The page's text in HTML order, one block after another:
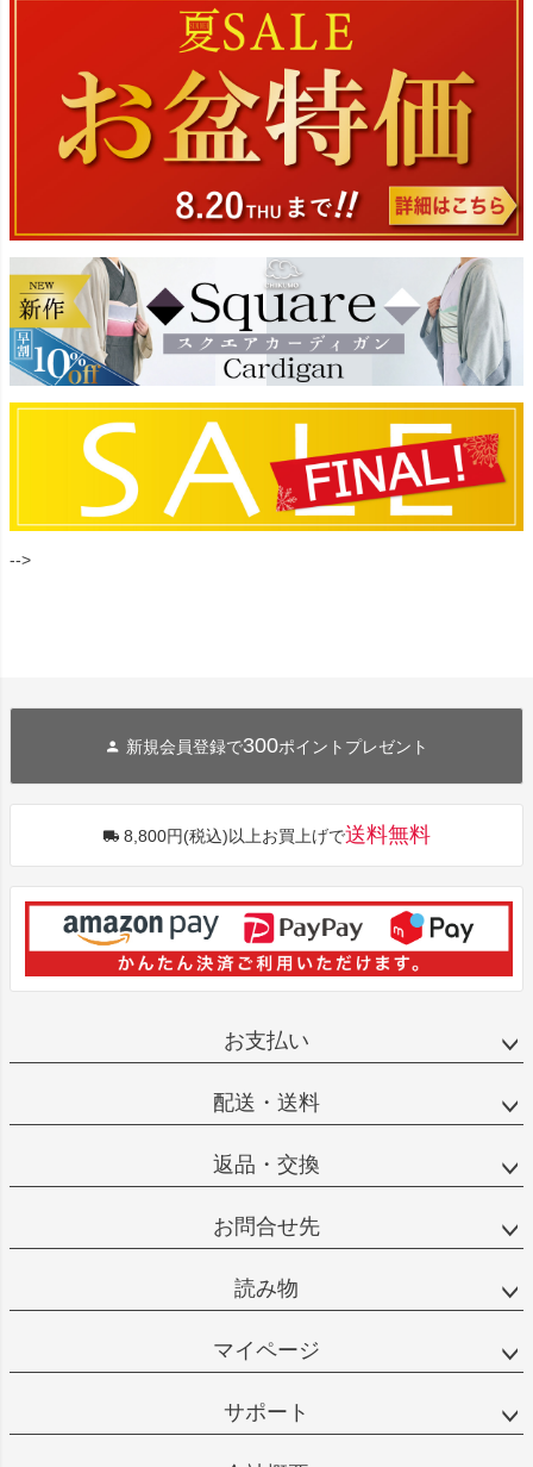
-->
新規会員登録で300ポイントプレゼント
8,800円(税込)以上お買上げで送料無料
お支払い
配送・送料
返品・交換
お問合せ先
読み物
マイページ
サポート